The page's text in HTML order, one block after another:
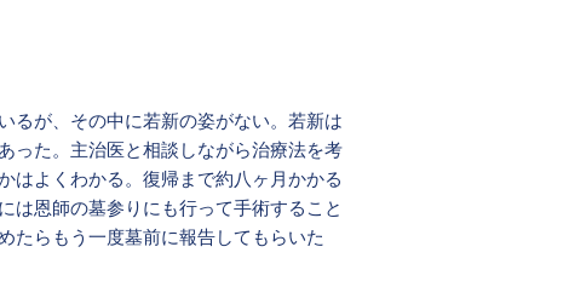
るが、その中に若新の姿がない。若新は
った。主治医と相談しながら治療法を考
はよくわかる。復帰まで約八ヶ月かかる
は恩師の墓参りにも行って手術すること
たらもう一度墓前に報告してもらいた